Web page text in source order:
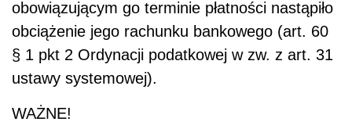
obowiązującym go terminie płatności nastąpiło
obciążenie jego rachunku bankowego (art. 60
§ 1 pkt 2 Ordynacji podatkowej w zw. z art. 31
ustawy systemowej).
WAŻNE!